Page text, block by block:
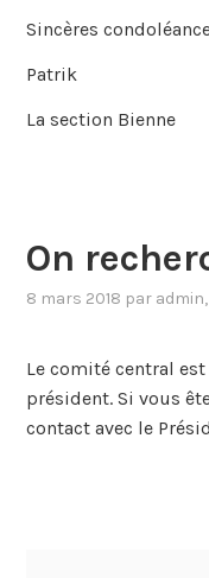
Sincères
Patrik
La section Bienne
On
8 mars 2018 par admin
Le comité central est
président. Si vous
contact avec le